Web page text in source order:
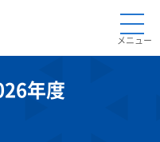
メニュー
年度